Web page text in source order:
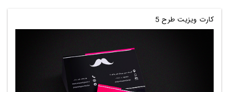
کارت ویزیت طرح 5